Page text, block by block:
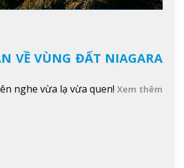
VỀ VÙNG ĐẤT NIAGARA
nghe vừa lạ vừa quen! Xem thêm